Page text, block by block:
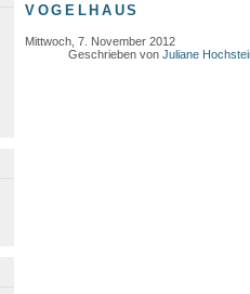
VOGELHAUS
Mittwoch, 7. November 2012
Geschrieben vonJuliane